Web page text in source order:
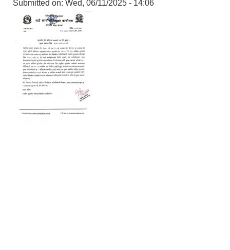
Submitted on: Wed, 06/11/2025 - 14:06